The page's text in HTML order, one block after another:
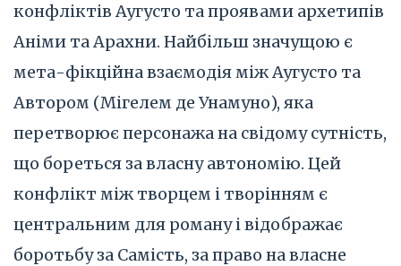
конфліктів Аугусто та проявами архетипів
Аніми та Арахни. Найбільш значущою є
мета-фікційна взаємодія між Аугусто та
Автором (Мігелем де Унамуно), яка
перетворює персонажа на свідому сутність,
що бореться за власну автономію. Цей
конфлікт між творцем і творінням є
центральним для роману і відображає
боротьбу за Самість, за право на власне